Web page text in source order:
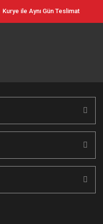
Kurye ile Aynı Gün Teslimat